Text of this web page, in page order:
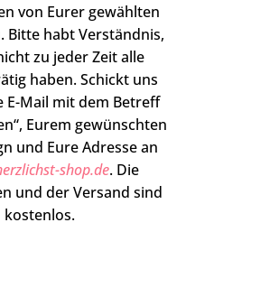
von Eurer gewählten
Bitte habt Verständnis,
zu jeder Zeit alle
haben. Schickt uns
E-Mail mit dem Betreff
Eurem gewünschten
und Eure Adresse an
shop.de. Die
und der Versand sind
kostenlos.